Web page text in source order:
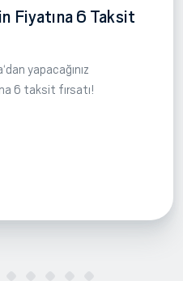
Fiyatına 6 Taksit
yapacağınız
6 taksit fırsatı!